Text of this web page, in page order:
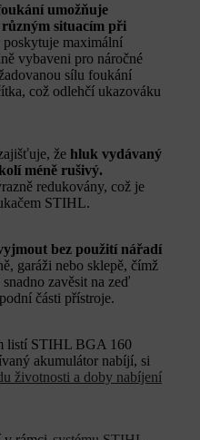
umožňuje
situacím při
maximální
vybaveni pro náročné
sílu foukání
což odlehčí ukazováku
že hluk vydávaný
méně rušivý.
redukovány, což je
STIHL.
bez použití nářadí
garáži nebo sklepě, čímž
zavěsit na zeď
části přístroje.
listí STIHL BGA 160
akumulátor nabíjí, si
životnosti a doby nabíjení